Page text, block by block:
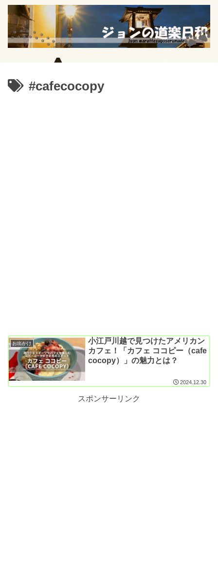
#cafecocopy
お出かけ
小江戸川越で見つけたアメリカン
カフェ！「カフェ ココピー（cafe
cocopy）」の魅力とは？
2024.12.30
スポンサーリンク